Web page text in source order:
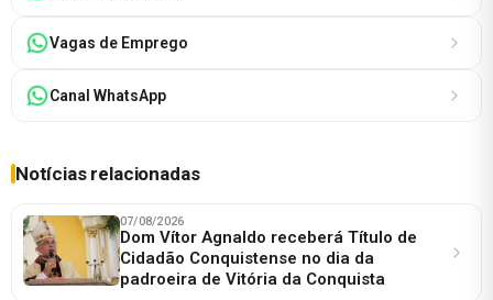
Vagas de Emprego
Canal WhatsApp
Notícias relacionadas
07/08/2026
Dom Vítor Agnaldo receberá Título de
Cidadão Conquistense no dia da
padroeira de Vitória da Conquista